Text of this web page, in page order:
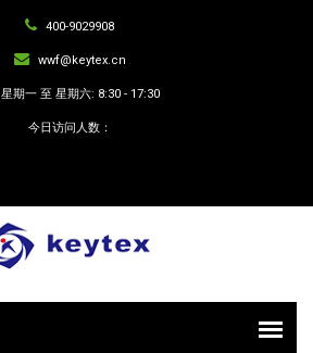
400-9029908
wwf@keytex.cn
星期一 至 星期六: 8:30 - 17:30
今日访问人数：